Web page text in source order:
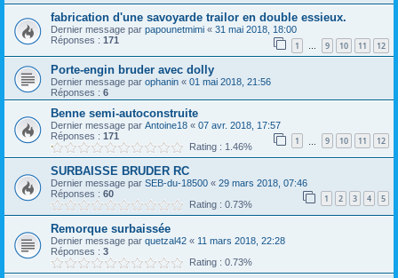
fabrication d'une savoyarde trailor en double essieux.
Dernier message par papounetmimi « 31 mai 2018, 18:00
Réponses : 171 1 … 9 10 11 12
Porte-engin bruder avec dolly
Dernier message par ophanin « 01 mai 2018, 21:56
Réponses : 6
Benne semi-autoconstruite
Dernier message par Antoine18 « 07 avr. 2018, 17:57
Réponses : 171 1 9 10 11 12
Rating : 1.46%
SURBAISSE BRUDER RC
Dernier message par SEB-du-18500 « 29 mars 2018, 07:46
Réponses : 60 1 2 3 4 5
Rating : 0.73%
Remorque surbaissée
Dernier message par quetzal42 « 11 mars 2018, 22:28
Réponses : 3
Rating : 0.73%